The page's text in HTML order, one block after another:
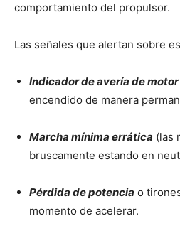
comportamiento del propulsor.
Las señales que alertan sobre
Indicador de avería de
encendido de manera
Marcha mínima errática (las
bruscamente estando en
Pérdida de potencia o
momento de acelerar.